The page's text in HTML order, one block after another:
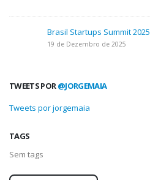
Brasil Startups Summit 2025
19 de Dezembro de 2025
TWEETS POR@JORGEMAIA
Tweets por jorgemaia
TAGS
Sem tags